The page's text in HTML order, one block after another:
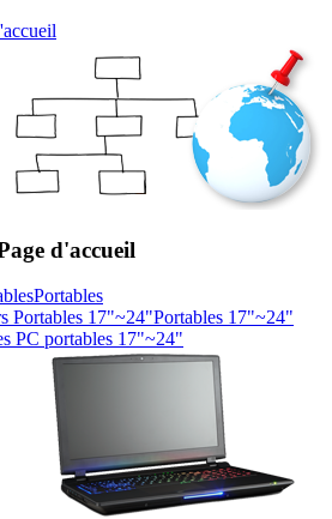
d'accueil
Portables
Portables 17"~24"
PC portables 17"~24"